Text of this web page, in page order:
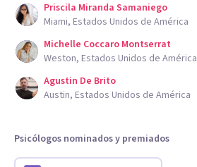
Priscila Miranda Samaniego
Miami, Estados Unidos de América
Michelle Coccaro Montserrat
Weston, Estados Unidos de América
Agustin De Brito
Austin, Estados Unidos de América
Psicólogos nominados y premiados